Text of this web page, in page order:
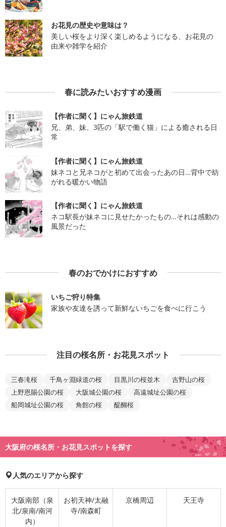
お花見の歴史や意味は？
美しい桜をより深く楽しめるようになる、お花見の
由来や雑学を紹介
春に読みたいおすすめ漫画
【作者に聞く】にゃん旅鉄道
兄、弟、妹、3匹の「駅で働く猫」による癒される日
常
【作者に聞く】にゃん旅鉄道
妹ネコと兄ネコがと初めて出会ったあの日…背中で紡
がれる暖かい物語
【作者に聞く】にゃん旅鉄道
ネコ駅長が妹ネコに見せたかったもの…それは感動の
風景だった
春のおでかけにおすすめ
いちご狩り特集
家族や友達を誘って新鮮ないちごを食べに行こう
注目の桜名所・お花見スポット
三春滝桜 千鳥ヶ淵緑道の桜 目黒川の桜並木
吉野山の桜
上野恩賜公園の桜
大阪城公園の桜
高遠城址公園の桜
船岡城址公園の桜
角館の桜 醍醐桜
大阪府の桜名所・お花見スポットを探す
人気のエリアから探す
大阪南部（泉
北/泉南/南河
内）
お初天神/太融
寺/南森町
京橋周辺 天王寺